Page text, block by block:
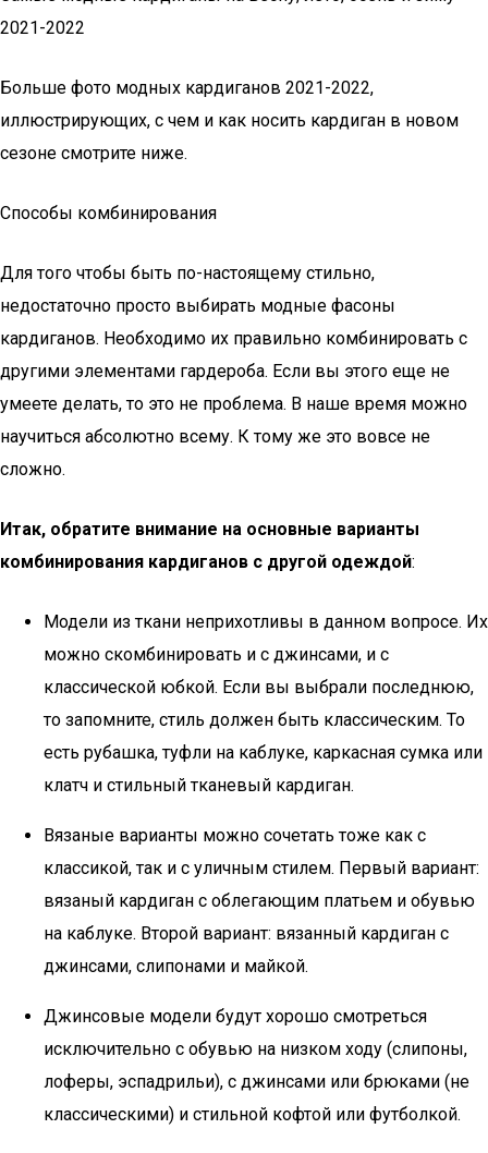
2021-2022
Больше фото модных кардиганов 2021-2022,
иллюстрирующих, с чем и как носить кардиган в новом
сезоне смотрите ниже.
Способы комбинирования
Для того чтобы быть по-настоящему стильно,
недостаточно просто выбирать модные фасоны
кардиганов. Необходимо их правильно комбинировать с
другими элементами гардероба. Если вы этого еще не
умеете делать, то это не проблема. В наше время можно
научиться абсолютно всему. К тому же это вовсе не
сложно.
Итак, обратите внимание на основные варианты
комбинирования кардиганов с другой одеждой:
Модели из ткани неприхотливы в данном вопросе. Их
можно скомбинировать и с джинсами, и с
классической юбкой. Если вы выбрали последнюю,
то запомните, стиль должен быть классическим. То
есть рубашка, туфли на каблуке, каркасная сумка или
клатч и стильный тканевый кардиган.
Вязаные варианты можно сочетать тоже как с
классикой, так и с уличным стилем. Первый вариант:
вязаный кардиган с облегающим платьем и обувью
на каблуке. Второй вариант: вязанный кардиган с
джинсами, слипонами и майкой.
Джинсовые модели будут хорошо смотреться
исключительно с обувью на низком ходу (слипоны,
лоферы, эспадрильи), с джинсами или брюками (не
классическими) и стильной кофтой или футболкой.